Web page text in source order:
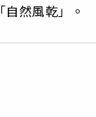
然風乾」。